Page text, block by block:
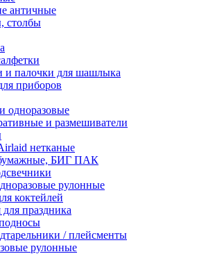
античные
столбы
и палочки для шашлыка
приборов
одноразовые
и размешиватели
нетканые
БИГ ПАК
рулонные
коктейлей
праздника
/ плейсменты
рулонные